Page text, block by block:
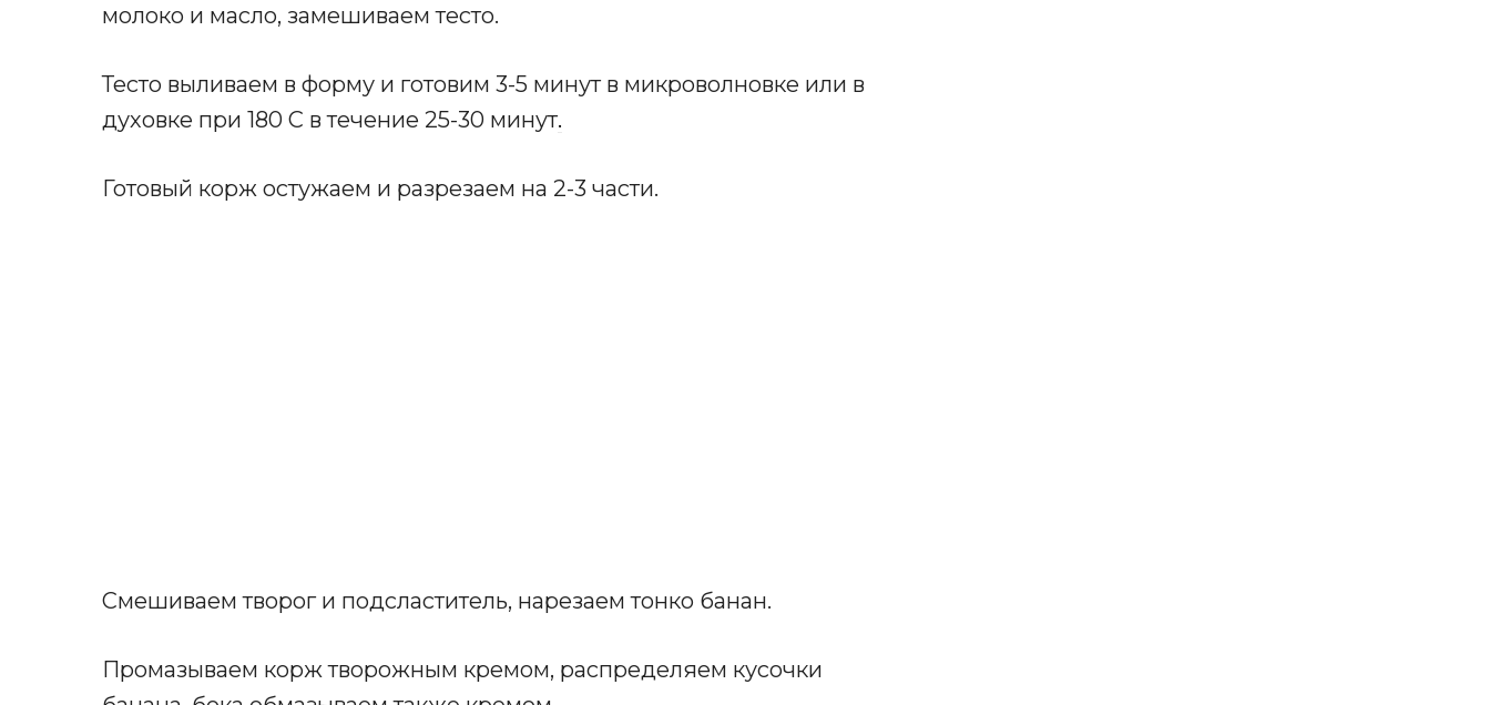
молоко и масло, замешиваем тесто.
Тесто выливаем в форму и готовим 3-5 минут в микроволновке или в
духовке при 180 С в течение 25-30 минут.
Готовый корж остужаем и разрезаем на 2-3 части.
Смешиваем творог и подсластитель, нарезаем тонко банан.
Промазываем корж творожным кремом, распределяем кусочки